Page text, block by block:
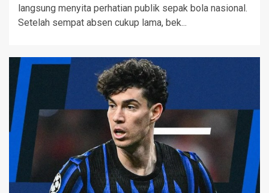
langsung menyita perhatian publik sepak bola nasional.
Setelah sempat absen cukup lama, bek...